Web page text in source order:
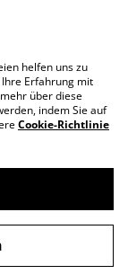
Policy
by
helfen uns zu
Erfahrung mit
über diese
indem Sie auf
Cookie-Richtlinie